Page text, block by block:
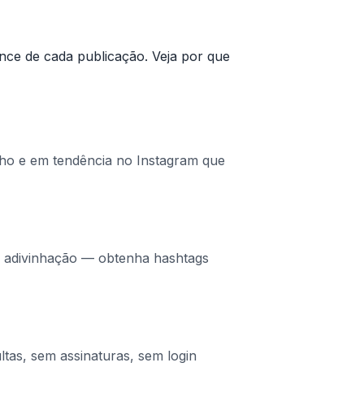
de cada publicação. Veja por que
e em tendência no Instagram que
adivinhação — obtenha hashtags
sem assinaturas, sem login